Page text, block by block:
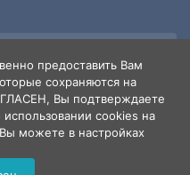
1654494
предоставить Вам
сохраняются на
Вы подтверждаете
cookies на
можете в настройках